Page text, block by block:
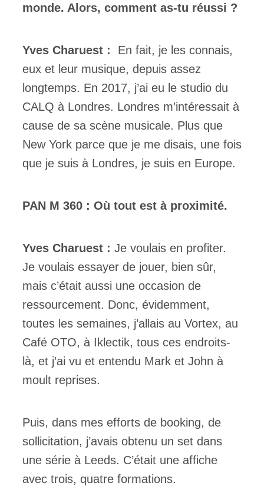
monde. Alors, comment as-tu réussi ?
Yves Charuest : En fait, je les connais,
eux et leur musique, depuis assez
longtemps. En 2017, j’ai eu le studio du
CALQ à Londres. Londres m’intéressait à
cause de sa scène musicale. Plus que
New York parce que je me disais, une fois
que je suis à Londres, je suis en Europe.
PAN M 360 : Où tout est à proximité.
Yves Charuest : Je voulais en profiter.
Je voulais essayer de jouer, bien sûr,
mais c’était aussi une occasion de
ressourcement. Donc, évidemment,
toutes les semaines, j’allais au Vortex, au
Café OTO, à Iklectik, tous ces endroits-
là, et j’ai vu et entendu Mark et John à
moult reprises.
Puis, dans mes efforts de booking, de
sollicitation, j’avais obtenu un set dans
une série à Leeds. C’était une affiche
avec trois, quatre formations.